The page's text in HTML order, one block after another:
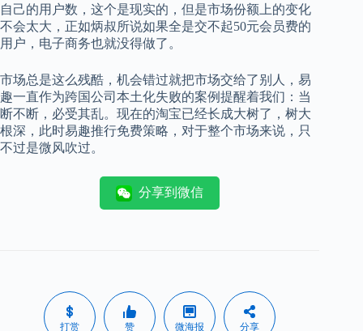
自己的用户数，这个是现实的，但是市场份额上的变化
不会太大，正如炳叔所说如果全是交不起50元会员费的
用户，电子商务也就没得做了。
市场总是这么残酷，机会错过就把市场交给了别人，易
趣一直作为跨国公司本土化失败的案例提醒着我们：当
断不断，必受其乱。现在的淘宝已经长成大树了，树大
根深，此时易趣推行免费策略，对于整个市场来说，只
不过是微风吹过。
分享到微信
打赏 赞 微海报 分享